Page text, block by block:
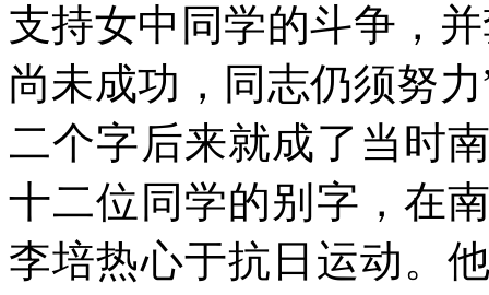
支持女中同学的斗争，
尚未成功，同志仍须努
二个字后来就成了当时
十二位同学的别字，在
李培热心于抗日运动。